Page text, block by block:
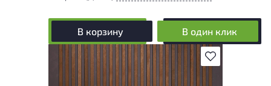
В корзину В один клик
В избранное